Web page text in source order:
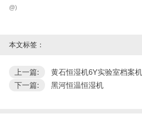
@)
本文标签：
上一篇:
黄石恒湿机6Y实验室档案
下一篇:
黑河恒温恒湿机